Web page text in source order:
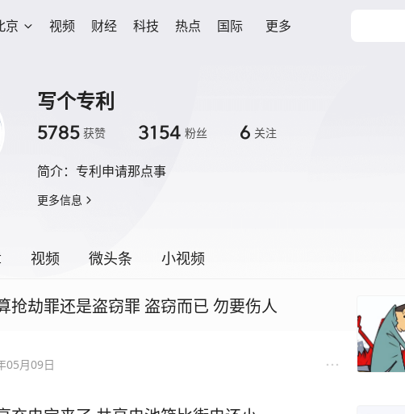
京 视频 财经 科技 热点 国际 更多
写个专利
5785 获赞 3154 粉丝 6 关注
简介： 专利申请那点事
更多信息
视频 微头条 小视频
抢劫罪还是盗窃罪 盗窃而已 勿要伤人
05月09日